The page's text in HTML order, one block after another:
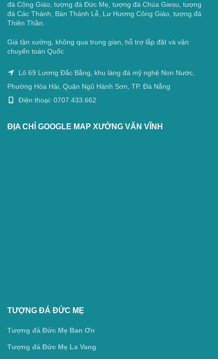
đá Công Giáo, tượng đá Đức Mẹ, tượng đá Chúa Giesu, tượng
đá Các Thánh, Bàn Thánh Lễ, Lư Hương Công Giáo, tượng đá
Thiên Thần.
Giá tận xưởng, không qua trung gian, hỗ trợ lắp đặt và vận
chuyển toàn Quốc
Lô 69 Lương Đắc Bằng, khu làng đá mỹ nghệ Non Nước,
Phường Hòa Hải, Quận Ngũ Hành Sơn, TP. Đà Nẵng
Điện thoại: 0707.433.662
ĐỊA CHỈ GOOGLE MAP XƯỞNG VĂN VĨNH
TƯỢNG ĐÁ ĐỨC MẸ
Tượng đá Đức Mẹ Ban Ơn
Tượng đá Đức Mẹ La Vang